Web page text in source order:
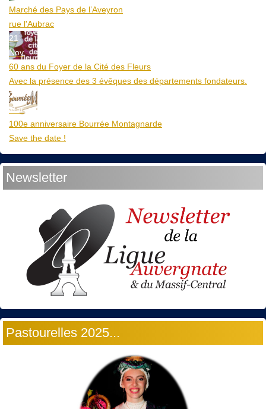
Marché des Pays de l’Aveyron
rue l'Aubrac
21
Nov
60 ans du Foyer de la Cité des Fleurs
Avec la présence des 3 évêques des départements fondateurs.
20
Mar
100e anniversaire Bourrée Montagnarde
Save the date !
Newsletter
Pastourelles 2025...